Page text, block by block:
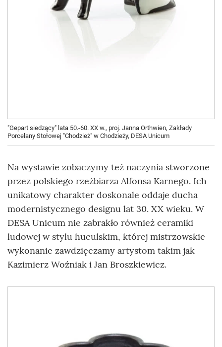
"Gepart siedzący" lata 50.-60. XX w., proj. Janna Orthwien, Zakłady
Porcelany Stołowej "Chodzież" w Chodzieży, DESA Unicum
Na wystawie zobaczymy też naczynia stworzone
przez polskiego rzeźbiarza Alfonsa Karnego. Ich
unikatowy charakter doskonale oddaje ducha
modernistycznego designu lat 30. XX wieku. W
DESA Unicum nie zabrakło również ceramiki
ludowej w stylu huculskim, której mistrzowskie
wykonanie zawdzięczamy artystom takim jak
Kazimierz Woźniak i Jan Broszkiewicz.